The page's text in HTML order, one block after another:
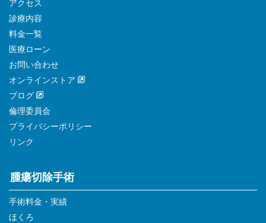
アクセス
診療内容
料金一覧
医療ローン
お問い合わせ
オンラインストア
ブログ
倫理委員会
プライバシーポリシー
リンク
腫瘍切除手術
手術料金・実績
ほくろ